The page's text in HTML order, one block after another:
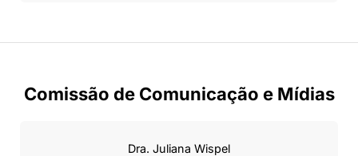
Comissão de Comunicação e Mídias
Dra. Juliana Wispel